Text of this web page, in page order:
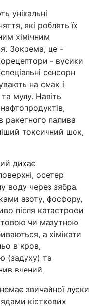
унікальні
які роблять їх
хімічним
Зокрема, це -
- вусики
сенсорні
на смак і
мулу. Навіть
нафтопродуктів,
ракетного палива
токсичний шок,
дихає
осетер
воду через зябра.
азоту, фосфору,
після катастрофи
чи мазутною
а хімікати
в кров,
(задуху) та
вчений.
звичайної луски
кісткових